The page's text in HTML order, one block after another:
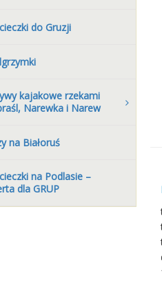
do Gruzji
kajakowe rzekami
Narewka i Narew
na Białoruś
na Podlasie –
dla GRUP